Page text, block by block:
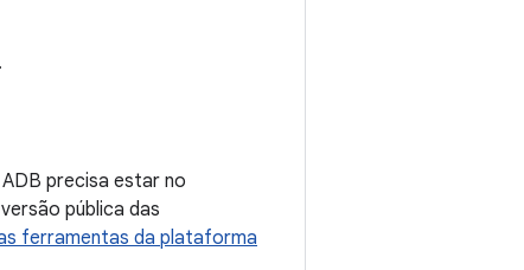
precisa estar no
pública das
ferramentas da plataforma